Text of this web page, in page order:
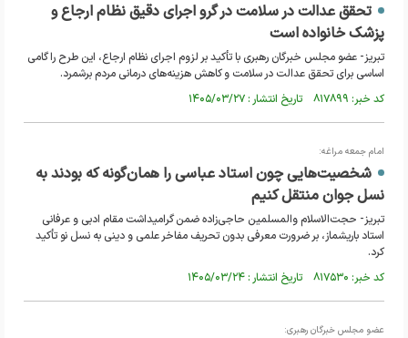
تحقق عدالت در سلامت در گرو اجرای دقیق نظام ارجاع و
پزشک خانواده است
تبریز- عضو مجلس خبرگان رهبری با تأکید بر لزوم اجرای نظام ارجاع، این طرح را گامی
اساسی برای تحقق عدالت در سلامت و کاهش هزینه‌های درمانی مردم برشمرد.
کد خبر: ۸۱۷۸۹۹ تاریخ انتشار : ۱۴۰۵/۰۳/۲۷
امام جمعه مراغه:
شخصیت‌هایی چون استاد عباسی را همان‌گونه که بودند به
نسل جوان منتقل کنیم
تبریز- حجت‌الاسلام والمسلمین حاجی‌زاده ضمن گرامیداشت مقام ادبی و عرفانی
استاد باریشماز، بر ضرورت معرفی بدون تحریف مفاخر علمی و دینی به نسل نو تأکید
کرد.
کد خبر: ۸۱۷۵۳۰ تاریخ انتشار : ۱۴۰۵/۰۳/۲۴
عضو مجلس خبرگان رهبری: